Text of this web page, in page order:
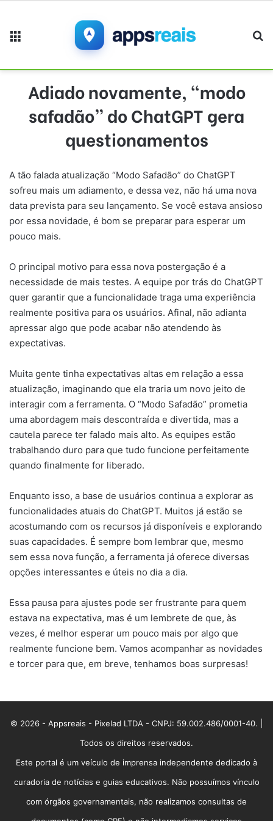
Adiado novamente, “modo
safadão” do ChatGPT gera
questionamentos
A tão falada atualização “Modo Safadão” do ChatGPT
sofreu mais um adiamento, e dessa vez, não há uma nova
data prevista para seu lançamento. Se você estava ansioso
por essa novidade, é bom se preparar para esperar um
pouco mais.
O principal motivo para essa nova postergação é a
necessidade de mais testes. A equipe por trás do ChatGPT
quer garantir que a funcionalidade traga uma experiência
realmente positiva para os usuários. Afinal, não adianta
apressar algo que pode acabar não atendendo às
expectativas.
Muita gente tinha expectativas altas em relação a essa
atualização, imaginando que ela traria um novo jeito de
interagir com a ferramenta. O “Modo Safadão” prometia
uma abordagem mais descontraída e divertida, mas a
cautela parece ter falado mais alto. As equipes estão
trabalhando duro para que tudo funcione perfeitamente
quando finalmente for liberado.
Enquanto isso, a base de usuários continua a explorar as
funcionalidades atuais do ChatGPT. Muitos já estão se
acostumando com os recursos já disponíveis e explorando
suas capacidades. É sempre bom lembrar que, mesmo
sem essa nova função, a ferramenta já oferece diversas
opções interessantes e úteis no dia a dia.
Essa pausa para ajustes pode ser frustrante para quem
estava na expectativa, mas é um lembrete de que, às
vezes, é melhor esperar um pouco mais por algo que
realmente funcione bem. Vamos acompanhar as novidades
e torcer para que, em breve, tenhamos boas surpresas!
© 2026 - Appsreais - Pixelad LTDA - CNPJ: 59.002.486/0001-40. |
Todos os direitos reservados.
Este portal é um veículo de imprensa independente dedicado à
curadoria de notícias e guias educativos. Não possuímos vínculo
com órgãos governamentais, não realizamos consultas de